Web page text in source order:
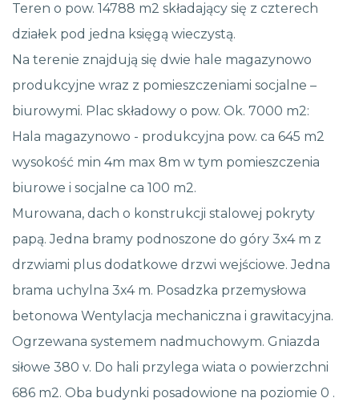
Teren o pow. 14788 m2 składający się z czterech
działek pod jedna księgą wieczystą.
Na terenie znajdują się dwie hale magazynowo
produkcyjne wraz z pomieszczeniami socjalne –
biurowymi. Plac składowy o pow. Ok. 7000 m2:
Hala magazynowo - produkcyjna pow. ca 645 m2
wysokość min 4m max 8m w tym pomieszczenia
biurowe i socjalne ca 100 m2.
Murowana, dach o konstrukcji stalowej pokryty
papą. Jedna bramy podnoszone do góry 3x4 m z
drzwiami plus dodatkowe drzwi wejściowe. Jedna
brama uchylna 3x4 m. Posadzka przemysłowa
betonowa Wentylacja mechaniczna i grawitacyjna.
Ogrzewana systemem nadmuchowym. Gniazda
siłowe 380 v. Do hali przylega wiata o powierzchni
686 m2. Oba budynki posadowione na poziomie 0 .